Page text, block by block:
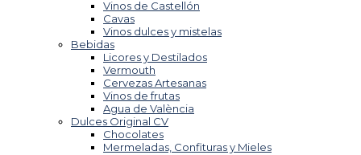
Vinos de Castellón
Cavas
Vinos dulces y mistelas
Bebidas
Licores y Destilados
Vermouth
Cervezas Artesanas
Vinos de frutas
Agua de València
Dulces Original CV
Chocolates
Mermeladas, Confituras y Mieles